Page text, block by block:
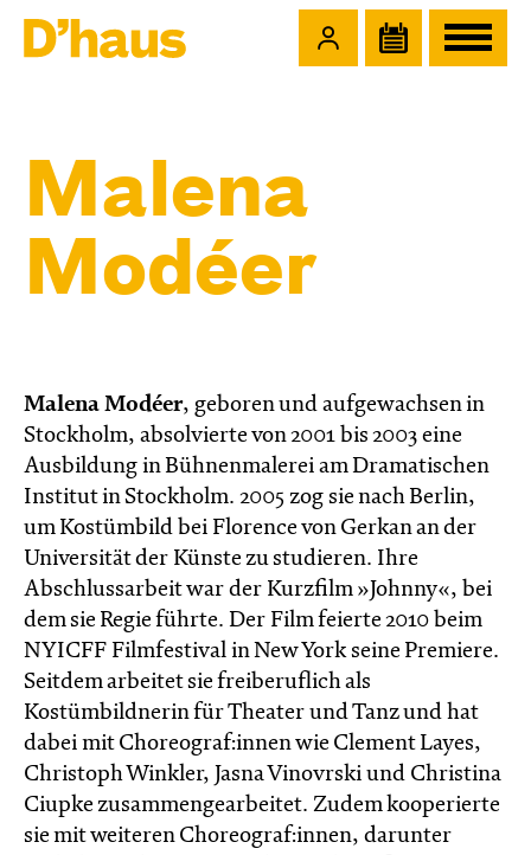
Malena
Modéer
Malena Modéer, geboren und aufgewachsen in
Stockholm, absolvierte von 2001 bis 2003 eine
Ausbildung in Bühnenmalerei am Dramatischen
Institut in Stockholm. 2005 zog sie nach Berlin,
um Kostümbild bei Florence von Gerkan an der
Universität der Künste zu studieren. Ihre
Abschlussarbeit war der Kurzfilm »Johnny«, bei
dem sie Regie führte. Der Film feierte 2010 beim
NYICFF Filmfestival in New York seine Premiere.
Seitdem arbeitet sie freiberuflich als
Kostümbildnerin für Theater und Tanz und hat
dabei mit Choreograf:innen wie Clement Layes,
Christoph Winkler, Jasna Vinovrski und Christina
Ciupke zusammengearbeitet. Zudem kooperierte
sie mit weiteren Choreograf:innen, darunter